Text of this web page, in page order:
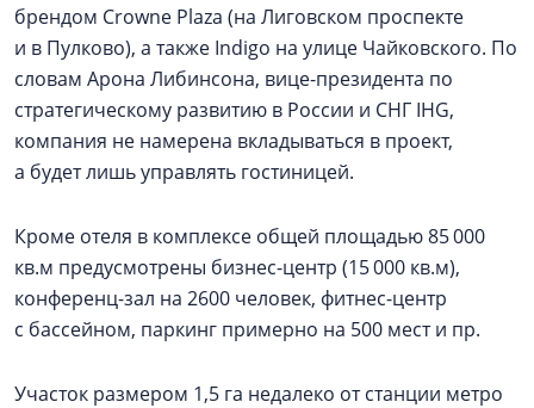
брендом Crowne Plaza (на Лиговском проспекте
и в Пулково), а также Indigo на улице Чайковского. По
словам Арона Либинсона, вице-президента по
стратегическому развитию в России и СНГ IHG,
компания не намерена вкладываться в проект,
а будет лишь управлять гостиницей.
Кроме отеля в комплексе общей площадью 85 000
кв.м предусмотрены бизнес-центр (15 000 кв.м),
конференц-зал на 2600 человек, фитнес-центр
с бассейном, паркинг примерно на 500 мест и пр.
Участок размером 1,5 га недалеко от станции метро